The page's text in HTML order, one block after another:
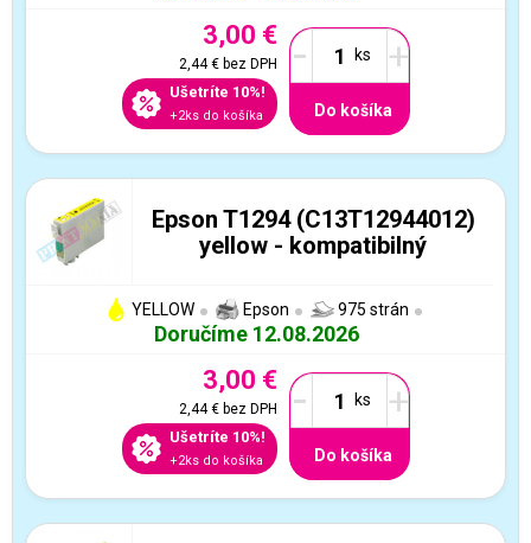
3,00 €
2,44 €bez DPH
Ušetríte 10%!
+2ks do košíka
- +
Do košíka
Epson T1294 (C13T12944012)
yellow - kompatibilný
YELLOW Epson 975 strán
Doručíme 12.08.2026
3,00 €
2,44 €bez DPH
Ušetríte 10%!
+2ks do košíka
- +
Do košíka